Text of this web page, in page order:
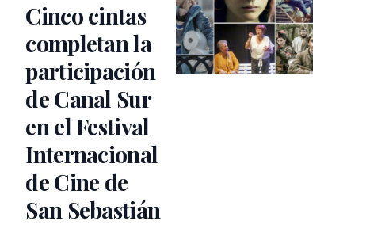
Cinco cintas
completan la
participación
de Canal Sur
en el Festival
Internacional
de Cine de
San Sebastián